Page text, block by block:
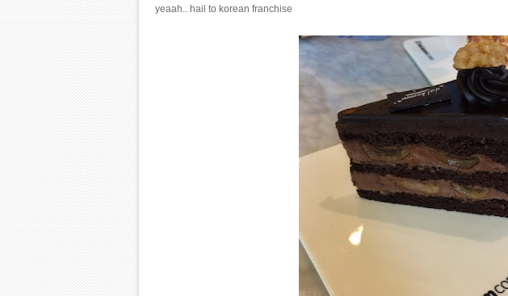
yeaah.. hail to korean franchise